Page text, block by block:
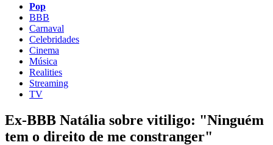
Pop
BBB
Carnaval
Celebridades
Cinema
Música
Realities
Streaming
TV
Ex-BBB Natália sobre vitiligo: "Ninguém
tem o direito de me constranger"